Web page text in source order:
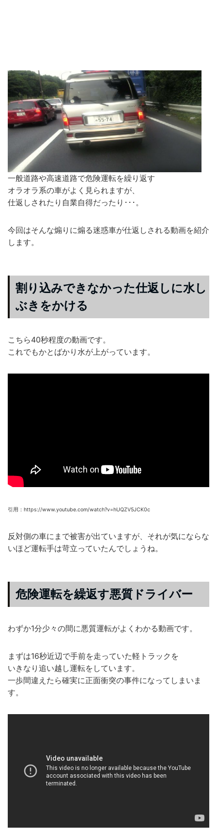
一般道路や高速道路で危険運転を繰り返す
オラオラ系の車がよく見られますが、
仕返しされたり自業自得だったり･･･。
今回はそんな煽りに煽る迷惑車が仕返しされる動画を紹介
します。
割り込みできなかった仕返しに水し
ぶきをかける
こちら40秒程度の動画です。
これでもかとばかり水が上がっています。
引用：https://www.youtube.com/watch?v=hUQZV5JCK0c
反対側の車にまで被害が出ていますが、それが気にならな
いほど運転手は苛立っていたんでしょうね。
危険運転を繰返す悪質ドライバー
わずか1分少々の間に悪質運転がよくわかる動画です。
まずは16秒近辺で手前を走っていた軽トラックを
いきなり追い越し運転をしています。
一歩間違えたら確実に正面衝突の事件になってしまいま
す。